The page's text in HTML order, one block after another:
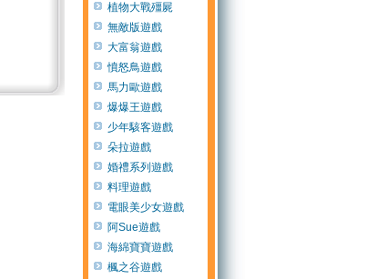
195分
訪客0dd8
(13 年 以前)
植物大戰殭屍
無敵版遊戲
大富翁遊戲
憤怒鳥遊戲
馬力歐遊戲
爆爆王遊戲
少年駭客遊戲
朵拉遊戲
婚禮系列遊戲
料理遊戲
電眼美少女遊戲
阿Sue遊戲
海綿寶寶遊戲
楓之谷遊戲